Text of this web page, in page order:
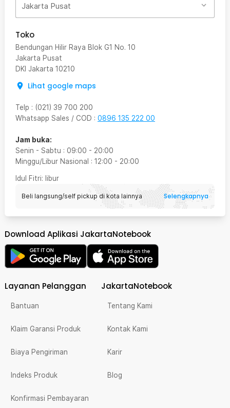
Jakarta Pusat
Toko
Bendungan Hilir Raya Blok G1 No. 10
Jakarta Pusat
DKI Jakarta 10210
Lihat google maps
Telp : (021) 39 700 200
Whatsapp Sales / COD : 0896 135 222 00
Jam buka:
Senin - Sabtu : 09:00 - 20:00
Minggu/Libur Nasional : 12:00 - 20:00
Idul Fitri: libur
Beli langsung/self pickup di kota lainnya Selengkapnya
Download Aplikasi JakartaNotebook
Layanan Pelanggan
Bantuan
Klaim Garansi Produk
Biaya Pengiriman
Indeks Produk
Konfirmasi Pembayaran
JakartaNotebook
Tentang Kami
Kontak Kami
Karir
Blog